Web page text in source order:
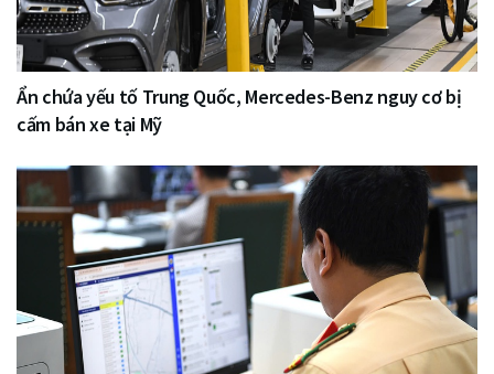
Ẩn chứa yếu tố Trung Quốc, Mercedes-Benz nguy cơ bị
cấm bán xe tại Mỹ